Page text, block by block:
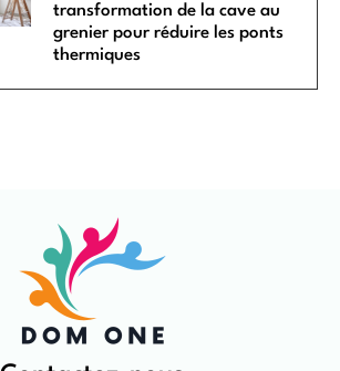
transformation de la cave au
grenier pour réduire les ponts
thermiques